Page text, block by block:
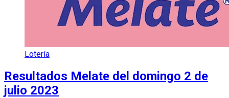
Lotería
Resultados Melate del domingo 2 de
julio 2023